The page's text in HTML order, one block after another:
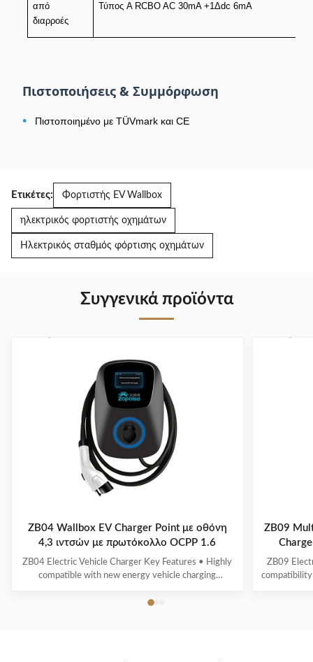
από
διαρροές
Τύπος A RCBO AC 30mA +1Δdc 6mA
Πιστοποιήσεις & Συμμόρφωση
• Πιστοποιημένο με TÜVmark και CE
Ετικέτες: Φορτιστής EV Wallbox
ηλεκτρικός φορτιστής οχημάτων
Ηλεκτρικός σταθμός φόρτισης οχημάτων
Συγγενικά προϊόντα
ZB04 Wallbox EV Charger Point με οθόνη
4,3 ιντσών με πρωτόκολλο OCPP 1.6
ZB04 Electric Vehicle Charger Key Features • Highly
compatible with new energy vehicle charging
with real-time voltage/current monitoring and precise
ZB09
ZB09